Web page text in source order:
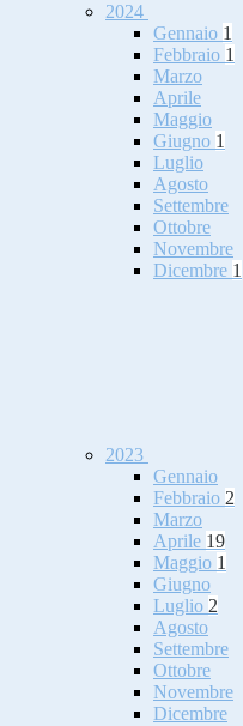
2024
Gennaio 1
Febbraio 1
Marzo
Aprile
Maggio
Giugno 1
Luglio
Agosto
Settembre
Ottobre
Novembre
Dicembre 1
2023
Gennaio
Febbraio 2
Marzo
Aprile 19
Maggio 1
Giugno
Luglio 2
Agosto
Settembre
Ottobre
Novembre
Dicembre